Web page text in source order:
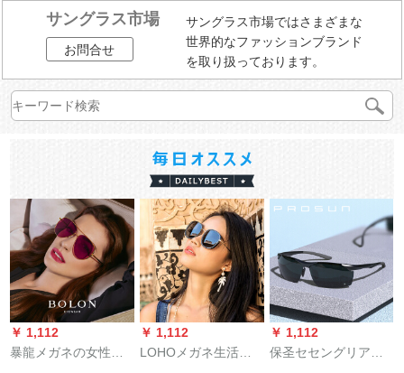
サングラス市場
お問合せ
サングラス市場ではさまざまな
世界的なファッションブランド
を取り扱っております。
￥ 1,112
暴龍メガネの女性ハ
￥ 1,112
LOHOメガネ生活サ
￥ 1,112
保圣セセングリアネ